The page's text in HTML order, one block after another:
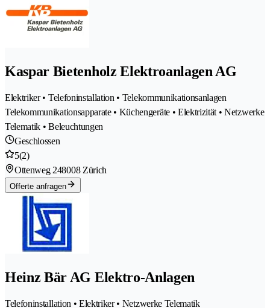
Kaspar Bietenholz Elektroanlagen AG
Elektriker • Telefoninstallation • Telekommunikationsanlagen
Telekommunikationsapparate • Küchengeräte • Elektrizität • Netzwerke
Telematik • Beleuchtungen
Geschlossen
5(2)
Ottenweg 248008 Zürich
Offerte anfragen
Heinz Bär AG Elektro-Anlagen
Telefoninstallation • Elektriker • Netzwerke Telematik